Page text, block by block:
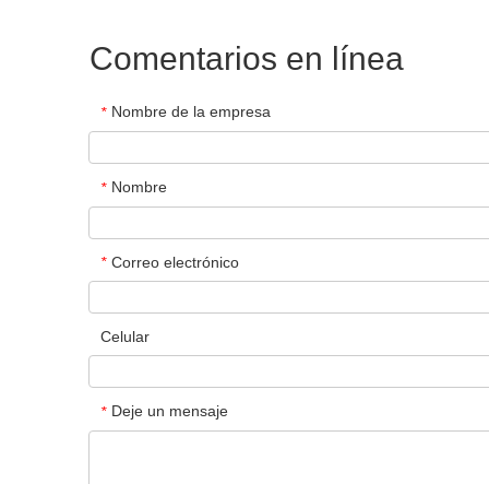
Comentarios en línea
* Nombre de la empresa
* Nombre
* Correo electrónico
Celular
* Deje un mensaje